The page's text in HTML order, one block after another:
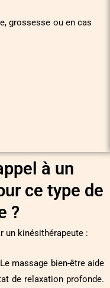
grossesse ou en cas
à un
ce type de
?
un kinésithérapeute :
Le massage bien-être aide
de relaxation profonde.